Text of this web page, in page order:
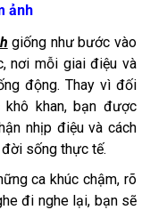
ảnh
giống như bước vào
nơi mỗi giai điệu và
động. Thay vì đối
khan, bạn được
nhịp điệu và cách
sống thực tế.
ca khúc chậm, rõ
đi nghe lại, bạn sẽ